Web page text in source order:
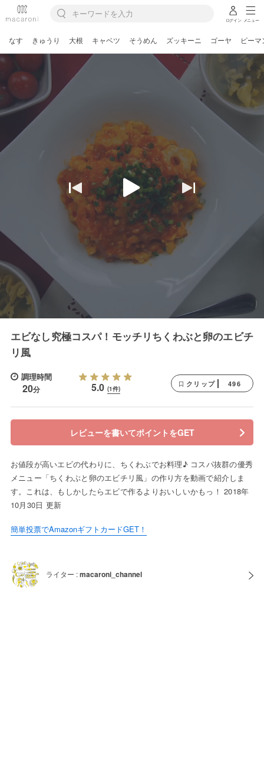
ログイン メニュー
なす きゅうり 大根 キャベツ そうめん ズッキーニ ゴーヤ ピーマ
エビなし究極コスパ！モッチリちくわぶと卵のエビチ
リ風
調理時間
20分 5.0 (1件)
クリップ 496
レビューを書いてポイントをGET
お値段が高いエビの代わりに、ちくわぶでお料理♪ コスパ抜群の優秀
メニュー「ちくわぶと卵のエビチリ風」の作り方を動画で紹介しま
す。これは、もしかしたらエビで作るよりおいしいかもっ！ 2018年
10月30日 更新
簡単投票でAmazonギフトカードGET！
ライター :macaroni_channel